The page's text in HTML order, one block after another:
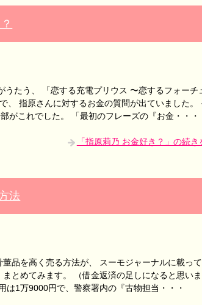
うたう、 「恋する充電プリウス 〜恋するフォーチ
、 指原さんに対するお金の質問が出ていました。
がこれでした。 「最初のフレーズの『お金・・・
「指原莉乃 お金好き？」の続き
法
品を高く売る方法が、 スーモジャーナルに載っ
とめてみます。 （借金返済の足しになると思い
は1万9000円で、警察署内の『古物担当・・・